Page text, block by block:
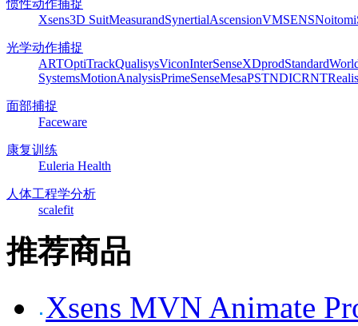
惯性动作捕捉
Xsens3D SuitMeasurandSynertialAscensionVMSENSNoitom
光学动作捕捉
ARTOptiTrackQualisysViconInterSenseXDprodStandard
SystemsMotionAnalysisPrimeSenseMesaPSTNDICRNTRealis
面部捕捉
Faceware
康复训练
Euleria Health
人体工程学分析
scalefit
推荐商品
Xsens MVN Animate